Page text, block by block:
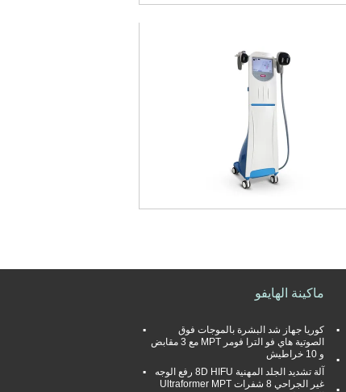
ماكينة الهايفو
كوريا جهاز شد البشرة بالموجات فوق
الصوتية هاي فو الترا فومر MPT مع 3 مقابض
و 10 خراطيش
آلة تشديد الجلد المهنية 8D HIFU رفع الوجه
غير الجراحي 8 شفرات Ultraformer MPT